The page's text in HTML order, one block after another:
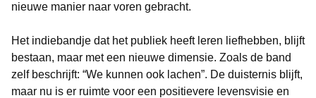
nieuwe manier naar voren gebracht.
Het indiebandje dat het publiek heeft leren liefhebben, blijft
bestaan, maar met een nieuwe dimensie. Zoals de band
zelf beschrijft: “We kunnen ook lachen”. De duisternis blijft,
maar nu is er ruimte voor een positievere levensvisie en